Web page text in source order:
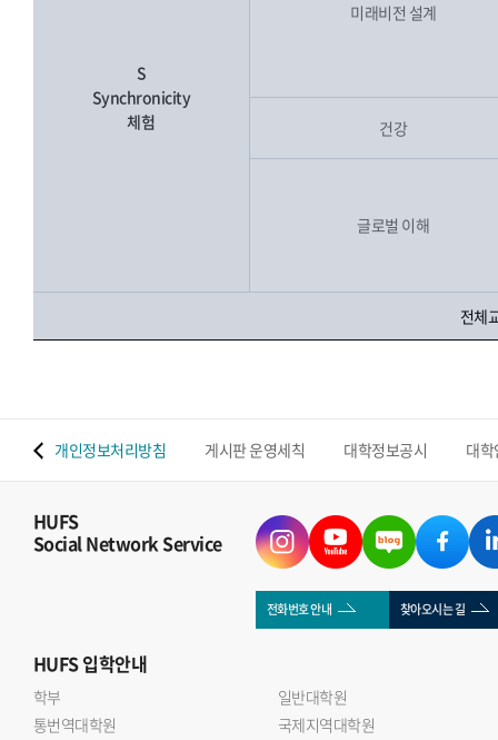
S
Synchronicity
체험
미래비전 설계
건강
글로벌 이해
전체
개인정보처리방침 게시판 운영세칙 대학정보공시 대
HUFS
Social Network Service
전화번호 안내 찾아오시는 길
HUFS입학안내
학부
일반대학원
통번역대학원
국제지역대학원